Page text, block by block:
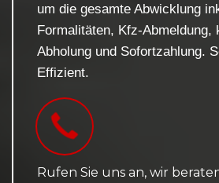
um die gesamte Abwicklung
Formalitäten, Kfz-Abmeldung,
Abholung und Sofortzahlung.
Effizient.
Rufen Sie uns an, wir